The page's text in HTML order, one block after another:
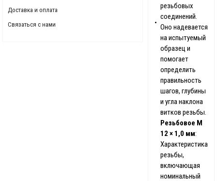
Доставка и оплата
Связаться с нами
резьбовых
соединений.
Оно надевается
на испытуемый
образец и
помогает
определить
правильность
шагов, глубины
и угла наклона
витков резьбы.
Резьбовое М
12 × 1,0 мм:
Характеристика
резьбы,
включающая
номинальный